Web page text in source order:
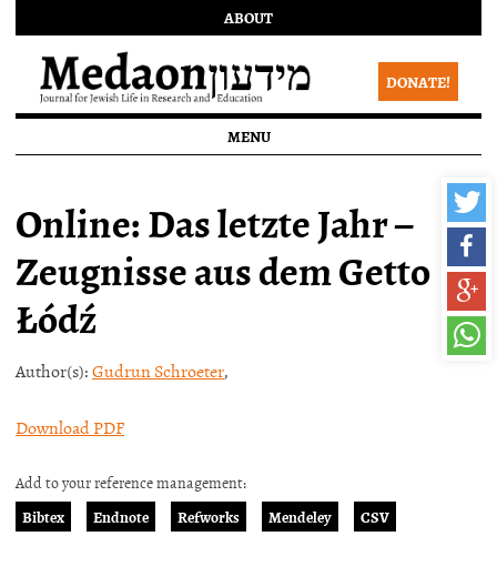
ABOUT
DONATE!
MENU
Online: Das letzte Jahr –
Zeugnisse aus dem Getto
Łódź
Author(s):Gudrun Schroeter,
Download PDF
Add to your reference management:
Bibtex
Endnote Refworks Mendeley CSV